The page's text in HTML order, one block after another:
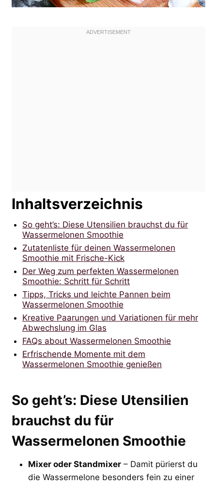
Inhaltsverzeichnis
So geht’s: Diese Utensilien brauchst du für
Wassermelonen Smoothie
Zutatenliste für deinen Wassermelonen
Smoothie mit Frische-Kick
Der Weg zum perfekten Wassermelonen
Smoothie: Schritt für Schritt
Tipps, Tricks und leichte Pannen beim
Wassermelonen Smoothie
Kreative Paarungen und Variationen für mehr
Abwechslung im Glas
FAQs about Wassermelonen Smoothie
Erfrischende Momente mit dem
Wassermelonen Smoothie genießen
So geht’s: Diese Utensilien
brauchst du für
Wassermelonen Smoothie
Mixer oder Standmixer – Damit pürierst du
die Wassermelone besonders fein zu einer